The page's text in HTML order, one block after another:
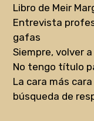
Libro de Meir
Entrevista
gafas
Siempre, volver
No tengo título
La cara más
búsqueda de